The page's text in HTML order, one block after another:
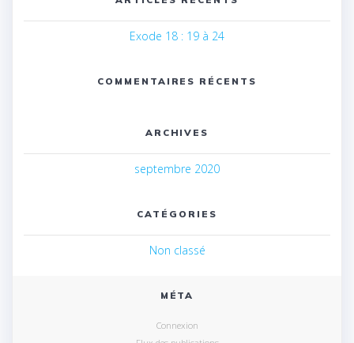
Exode 18 : 19 à 24
COMMENTAIRES RÉCENTS
ARCHIVES
septembre 2020
CATÉGORIES
Non classé
MÉTA
Connexion